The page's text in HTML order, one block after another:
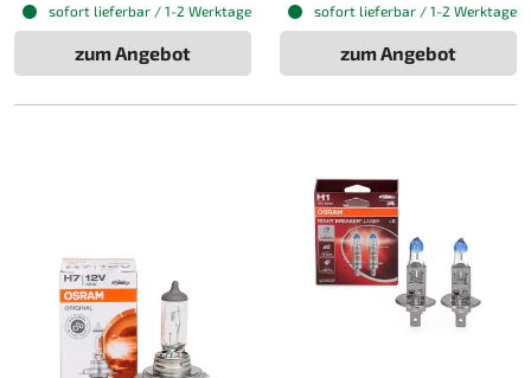
sofort lieferbar / 1-2 Werktage
zum Angebot
sofort lieferbar / 1-2 Werktage
zum Angebot